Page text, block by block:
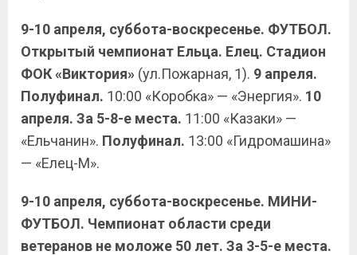
9-10 апреля, суббота-воскресенье. ФУТБОЛ.
Открытый чемпионат Ельца. Елец. Стадион
ФОК «Виктория» (ул.Пожарная, 1). 9 апреля.
Полуфинал. 10:00 «Коробка» — «Энергия». 10
апреля. За 5-8-е места. 11:00 «Казаки» —
«Ельчанин». Полуфинал. 13:00 «Гидромашина»
— «Елец-М».
9-10 апреля, суббота-воскресенье. МИНИ-
ФУТБОЛ. Чемпионат области среди
ветеранов не моложе 50 лет. За 3-5-е места.